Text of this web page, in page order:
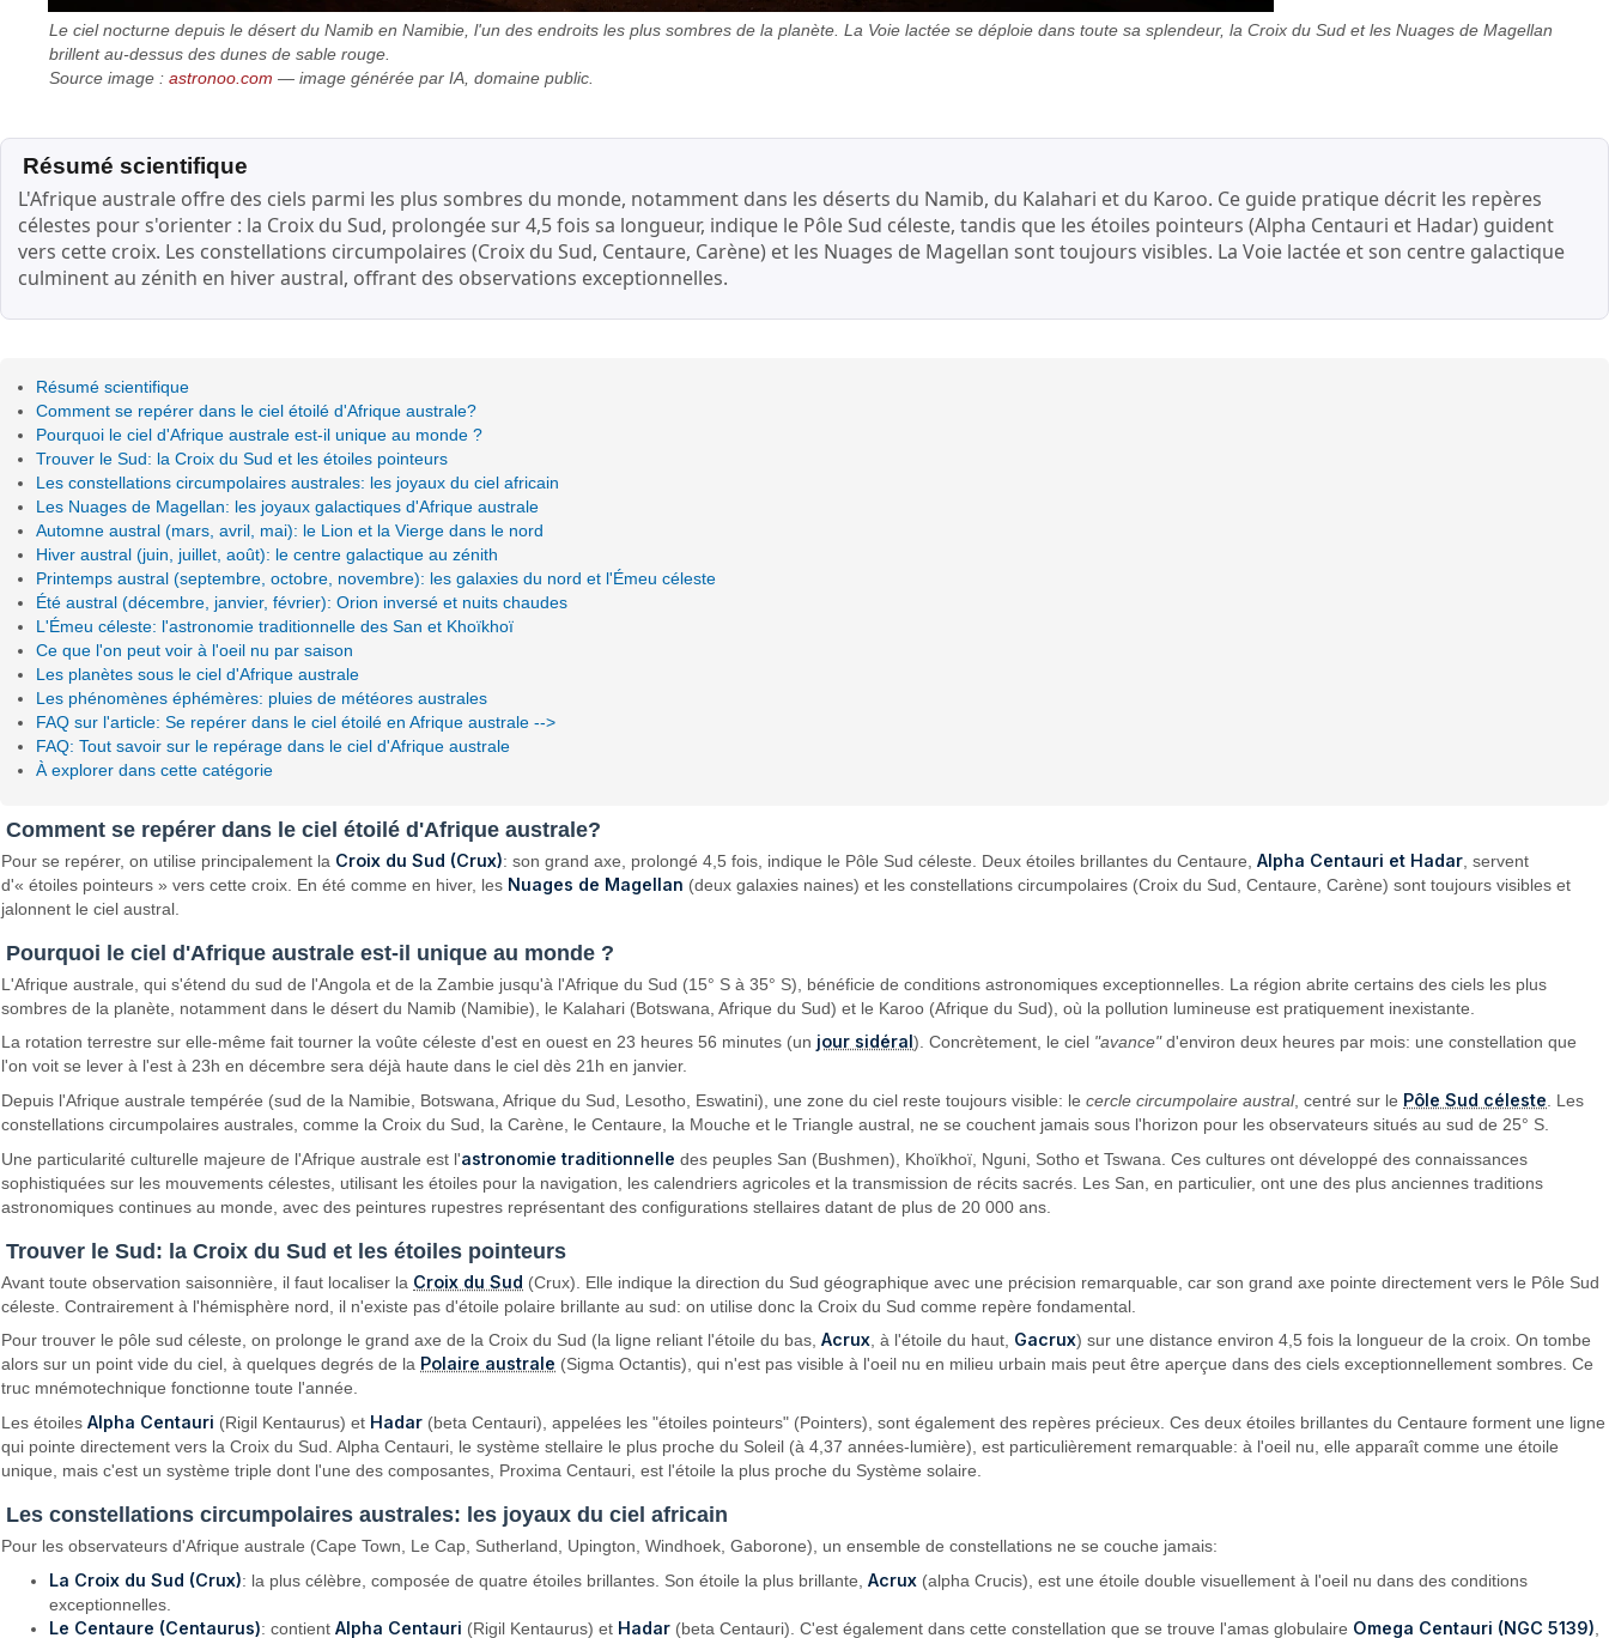
Le ciel nocturne depuis le désert du Namib en Namibie, l'un des endroits les plus sombres de la planète. La Voie lactée se déploie dans toute sa splendeur, la Croix du Sud et les Nuages de Magellan
brillent au-dessus des dunes de sable rouge.
Source image :astronoo.com — image générée par IA, domaine public.
Résumé scientifique
L'Afrique australe offre des ciels parmi les plus sombres du monde, notamment dans les déserts du Namib, du Kalahari et du Karoo. Ce guide pratique décrit les repères
célestes pour s'orienter : la Croix du Sud, prolongée sur 4,5 fois sa longueur, indique le Pôle Sud céleste, tandis que les étoiles pointeurs (Alpha Centauri et Hadar) guident
vers cette croix. Les constellations circumpolaires (Croix du Sud, Centaure, Carène) et les Nuages de Magellan sont toujours visibles. La Voie lactée et son centre galactique
culminent au zénith en hiver austral, offrant des observations exceptionnelles.
Résumé scientifique
Comment se repérer dans le ciel étoilé d'Afrique australe?
Pourquoi le ciel d'Afrique australe est-il unique au monde ?
Trouver le Sud: la Croix du Sud et les étoiles pointeurs
Les constellations circumpolaires australes: les joyaux du ciel africain
Les Nuages de Magellan: les joyaux galactiques d'Afrique australe
Automne austral (mars, avril, mai): le Lion et la Vierge dans le nord
Hiver austral (juin, juillet, août): le centre galactique au zénith
Printemps austral (septembre, octobre, novembre): les galaxies du nord et l'Émeu céleste
Été austral (décembre, janvier, février): Orion inversé et nuits chaudes
L'Émeu céleste: l'astronomie traditionnelle des San et Khoïkhoï
Ce que l'on peut voir à l'oeil nu par saison
Les planètes sous le ciel d'Afrique australe
Les phénomènes éphémères: pluies de météores australes
FAQ sur l'article: Se repérer dans le ciel étoilé en Afrique australe -->
FAQ: Tout savoir sur le repérage dans le ciel d'Afrique australe
À explorer dans cette catégorie
Comment se repérer dans le ciel étoilé d'Afrique australe?
Pour se repérer, on utilise principalement la Croix du Sud (Crux): son grand axe, prolongé 4,5 fois, indique le Pôle Sud céleste. Deux étoiles brillantes du Centaure,Alpha Centauri et Hadar , servent
d'« étoiles pointeurs » vers cette croix. En été comme en hiver, les Nuages de Magellan (deux galaxies naines) et les constellations circumpolaires (Croix du Sud, Centaure, Carène) sont toujours visibles et
jalonnent le ciel austral.
Pourquoi le ciel d'Afrique australe est-il unique au monde ?
L'Afrique australe, qui s'étend du sud de l'Angola et de la Zambie jusqu'à l'Afrique du Sud (15° S à 35° S), bénéficie de conditions astronomiques exceptionnelles. La région abrite certains des ciels les plus
sombres de la planète, notamment dans le désert du Namib (Namibie), le Kalahari (Botswana, Afrique du Sud) et le Karoo (Afrique du Sud), où la pollution lumineuse est pratiquement inexistante.
La rotation terrestre sur elle-même fait tourner la voûte céleste d'est en ouest en 23 heures 56 minutes (un jour sidéral). Concrètement, le ciel "avance"d'environ deux heures par mois: une constellation que
l'on voit se lever à l'est à 23h en décembre sera déjà haute dans le ciel dès 21h en janvier.
Depuis l'Afrique australe tempérée (sud de la Namibie, Botswana, Afrique du Sud, Lesotho, Eswatini), une zone du ciel reste toujours visible: lecercle circumpolaire austral, centré sur le Pôle Sud céleste . Les
constellations circumpolaires australes, comme la Croix du Sud, la Carène, le Centaure, la Mouche et le Triangle austral, ne se couchent jamais sous l'horizon pour les observateurs situés au sud de 25° S.
Une particularité culturelle majeure de l'Afrique australe est l'astronomie traditionnelle des peuples San (Bushmen), Khoïkhoï, Nguni, Sotho et Tswana. Ces cultures ont développé des connaissances
sophistiquées sur les mouvements célestes, utilisant les étoiles pour la navigation, les calendriers agricoles et la transmission de récits sacrés. Les San, en particulier, ont une des plus anciennes traditions
astronomiques continues au monde, avec des peintures rupestres représentant des configurations stellaires datant de plus de 20 000 ans.
Trouver le Sud: la Croix du Sud et les étoiles pointeurs
Avant toute observation saisonnière, il faut localiser la Croix du Sud (Crux). Elle indique la direction du Sud géographique avec une précision remarquable, car son grand axe pointe directement vers le Pôle Sud
céleste. Contrairement à l'hémisphère nord, il n'existe pas d'étoile polaire brillante au sud: on utilise donc la Croix du Sud comme repère fondamental.
Pour trouver le pôle sud céleste, on prolonge le grand axe de la Croix du Sud (la ligne reliant l'étoile du bas,Acrux, à l'étoile du haut, Gacrux) sur une distance environ 4,5 fois la longueur de la croix. On tombe
alors sur un point vide du ciel, à quelques degrés de la Polaire australe (Sigma Octantis), qui n'est pas visible à l'oeil nu en milieu urbain mais peut être aperçue dans des ciels exceptionnellement sombres. Ce
truc mnémotechnique fonctionne toute l'année.
Les étoilesAlpha Centauri (Rigil Kentaurus) et Hadar (beta Centauri), appelées les "étoiles pointeurs" (Pointers), sont également des repères précieux. Ces deux étoiles brillantes du Centaure forment une ligne
qui pointe directement vers la Croix du Sud. Alpha Centauri, le système stellaire le plus proche du Soleil (à 4,37 années-lumière), est particulièrement remarquable: à l'oeil nu, elle apparaît comme une étoile
unique, mais c'est un système triple dont l'une des composantes, Proxima Centauri, est l'étoile la plus proche du Système solaire.
Les constellations circumpolaires australes: les joyaux du ciel africain
Pour les observateurs d'Afrique australe (Cape Town, Le Cap, Sutherland, Upington, Windhoek, Gaborone), un ensemble de constellations ne se couche jamais:
La Croix du Sud (Crux): la plus célèbre, composée de quatre étoiles brillantes. Son étoile la plus brillante,Acrux (alpha Crucis), est une étoile double visuellement à l'oeil nu dans des conditions
exceptionnelles.
Le Centaure (Centaurus): contientAlpha Centauri (Rigil Kentaurus) et Hadar (beta Centauri). C'est également dans cette constellation que se trouve l'amas globulaire Omega Centauri (NGC 5139)